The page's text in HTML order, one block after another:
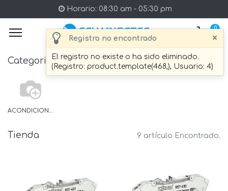
Registro no encontrado ×
El registro no existe o ha sido eliminado.
(Registro: product.template(468,), Usuario: 4)
Horario: 08:30 am - 05:30 pm
0
Categories
ACONDICIONADOR DE SEÑAL
Tienda 9 artículo Encontrado.